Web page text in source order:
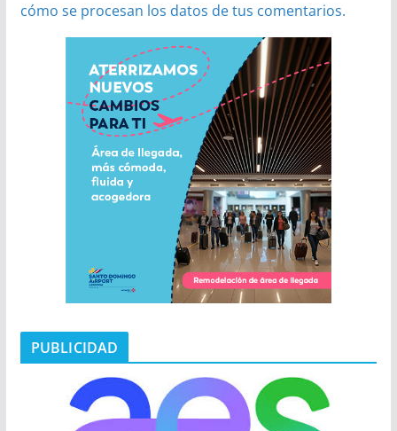
cómo se procesan los datos de tus comentarios.
PUBLICIDAD